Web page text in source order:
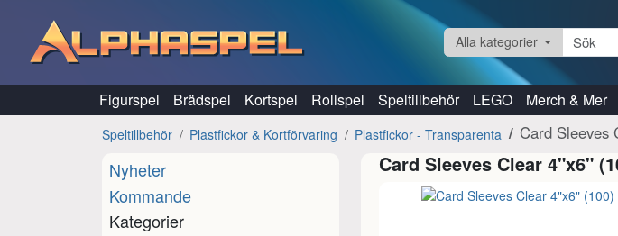
Alla kategorier
Figurspel Brädspel Kortspel Rollspel Speltillbehör LEGO Merch & Mer
Speltillbehör Plastfickor & Kortförvaring Plastfickor - Transparenta Card Sleeves
Nyheter
Kommande
Kategorier
Card Sleeves Clear 4"x6"